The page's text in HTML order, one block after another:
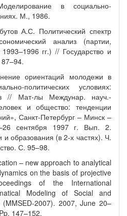
в социально-
М., 1986.
А.С. Политический спектр
анализ (партии,
гг.) // Государство и
ориентаций молодежи в
политических условиях:
// Мат-лы Междунар. науч.-
и общество: тенденции
Санкт-Петербург – Минск –
сентября 1997 г. Вып. 2.
образования (в 2-х частях). Ч.
С. 95–98.
– new approach to analytical
on the basis of projective
of the International
Modeling of Social and
(MMSED-2007). 2007, June 20–
147–152.